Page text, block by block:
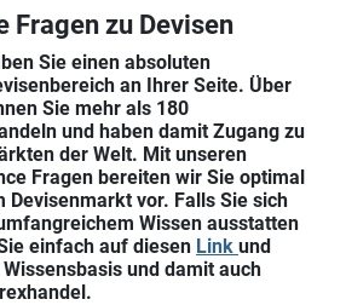
Fragen zu Devisen
Sie einen absoluten
an Ihrer Seite. Über
Sie mehr als 180
und haben damit Zugang zu
der Welt. Mit unseren
Fragen bereiten wir Sie optimal
Devisenmarkt vor. Falls Sie sich
Wissen ausstatten
einfach auf diesen Link und
und damit auch